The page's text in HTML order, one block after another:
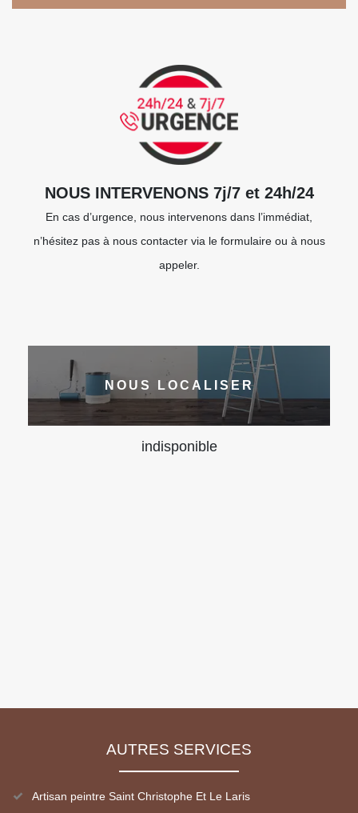
NOUS INTERVENONS 7j/7 et 24h/24
En cas d’urgence, nous intervenons dans l’immédiat,
n’hésitez pas à nous contacter via le formulaire ou à nous
appeler.
NOUS LOCALISER
indisponible
AUTRES SERVICES
Artisan peintre Saint Christophe Et Le Laris